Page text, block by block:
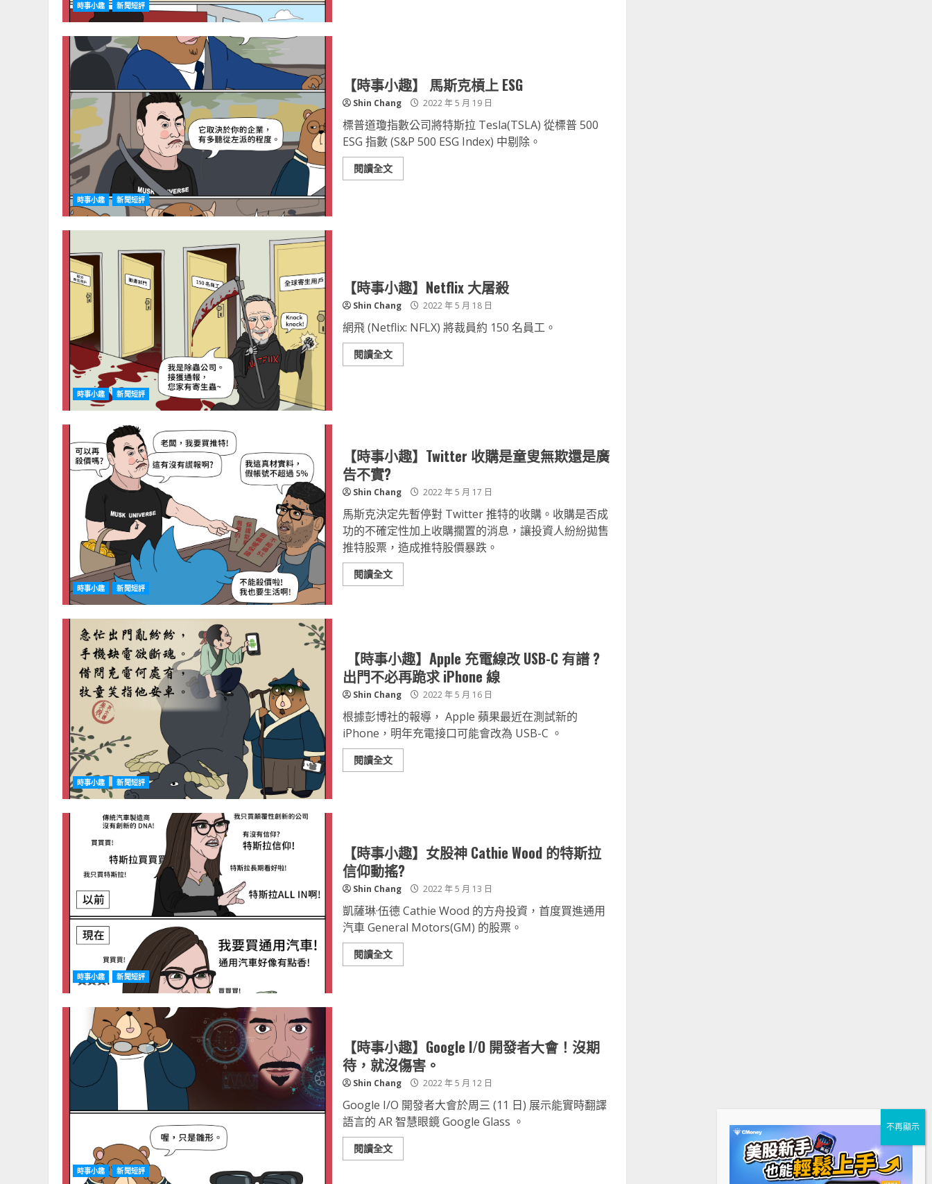
時事小趣 新聞短評
時事小趣 新聞短評
【時事小趣】 馬斯克槓上 ESG
Shin Chang 2022 年 5 月 19 日
標普道瓊指數公司將特斯拉 Tesla(TSLA) 從標普 500
ESG 指數 (S&P 500 ESG Index) 中剔除。
閱讀全文
時事小趣 新聞短評
【時事小趣】Netflix 大屠殺
Shin Chang 2022 年 5 月 18 日
網飛 (Netflix: NFLX) 將裁員約 150 名員工。
閱讀全文
時事小趣 新聞短評
【時事小趣】Twitter 收購是童叟無欺還是廣
告不實?
Shin Chang 2022 年 5 月 17 日
馬斯克決定先暫停對 Twitter 推特的收購。收購是否成
功的不確定性加上收購擱置的消息，讓投資人紛紛拋售
推特股票，造成推特股價暴跌。
閱讀全文
時事小趣 新聞短評
【時事小趣】Apple 充電線改 USB-C 有譜 ?
出門不必再跪求 iPhone 線
Shin Chang 2022 年 5 月 16 日
根據彭博社的報導， Apple 蘋果最近在測試新的
iPhone，明年充電接口可能會改為 USB-C 。
閱讀全文
時事小趣 新聞短評
【時事小趣】女股神 Cathie Wood 的特斯拉
信仰動搖?
Shin Chang 2022 年 5 月 13 日
凱薩琳·伍德 Cathie Wood 的方舟投資，首度買進通用
汽車 General Motors(GM) 的股票。
閱讀全文
時事小趣 新聞短評
【時事小趣】Google I/O 開發者大會！沒期
待，就沒傷害。
Shin Chang 2022 年 5 月 12 日
Google I/O 開發者大會於周三 (11 日) 展示能實時翻譯
語言的 AR 智慧眼鏡 Google Glass 。
閱讀全文